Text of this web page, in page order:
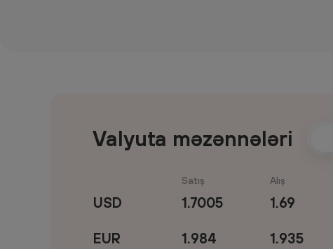
Valyuta məzənnələri
Satış Alış
USD 1.7005 1.69
EUR 1.984 1.935